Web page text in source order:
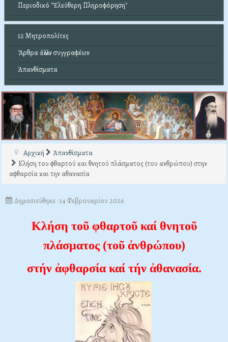
Περιοδικό "Ἐλεύθερη Πληροφόρηση"
12 Μητροπολίτες
Ἄρθρα ἄλλων συγγραφέων
Ἀπανθίσματα
Αρχική
Ἀπανθίσματα
Κλήση του φθαρτού και θνητού πλάσματος (του ανθρώπου) στην
αφθαρσία και την αθανασία
Δημοσιεύθηκε : 14 Φεβρουαρίου 2026
Κλήση τοῦ φθαρτοῦ καί θνητοῦ
πλάσματος (τοῦ ἀνθρώπου)
στήν ἀφθαρσία καί τήν ἀθανασία.